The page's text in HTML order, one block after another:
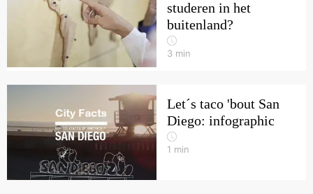
studeren in het
buitenland?
3 min
Let´s taco 'bout San
Diego: infographic
1 min